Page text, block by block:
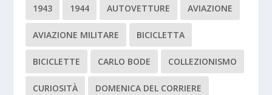
1943 1944 AUTOVETTURE AVIAZIONE
AVIAZIONE MILITARE BICICLETTA
BICICLETTE CARLO BODE COLLEZIONISMO
CURIOSITÀ DOMENICA DEL CORRIERE